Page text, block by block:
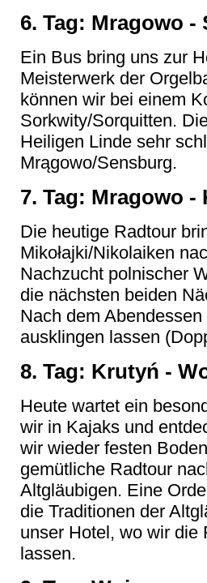
6. Tag: Mragowo -
Ein Bus bring uns zur
Meisterwerk der
können wir bei einem
Sorkwity/Sorquitten.
Heiligen Linde sehr
Mrągowo/Sensburg.
7. Tag: Mragowo -
Die heutige Radtour
Mikołajki/Nikolaiken
Nachzucht polnischer
die nächsten beiden
Nach dem
ausklingen lassen
8. Tag: Krutyń -
Heute wartet ein
wir in Kajaks und
wir wieder festen
gemütliche Radtour
Altgläubigen. Eine
die Traditionen der
unser Hotel, wo wir die
lassen.